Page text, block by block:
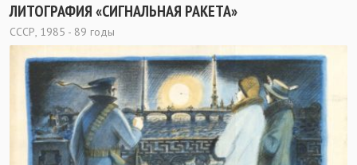
ЛИТОГРАФИЯ «СИГНАЛЬНАЯ РАКЕТА»
СССР, 1985 - 89 годы